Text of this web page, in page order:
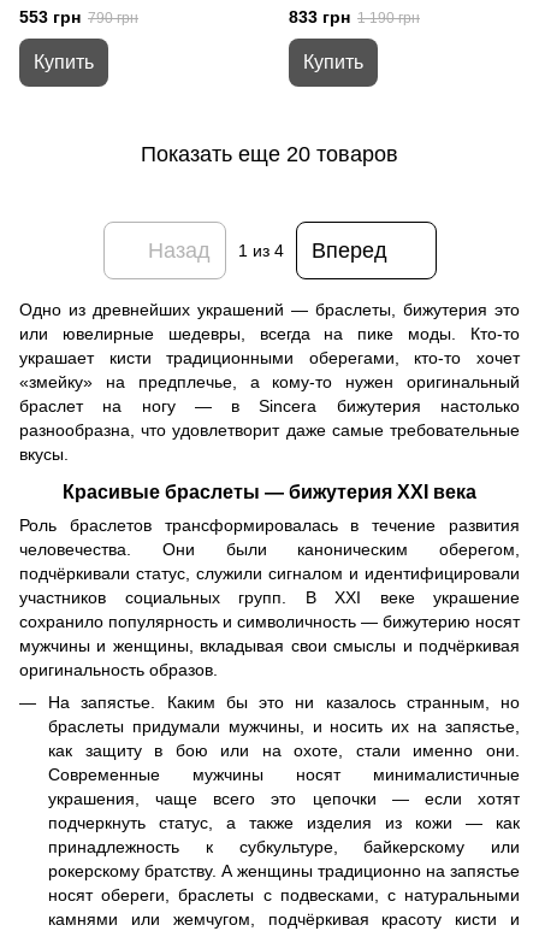
01-19477
553 грн 790 грн
Купить
833 грн 1 190 грн
Купить
Показать еще 20 товаров
Назад 1 из 4 Вперед
Одно из древнейших украшений — браслеты, бижутерия это
или ювелирные шедевры, всегда на пике моды. Кто-то
украшает кисти традиционными оберегами, кто-то хочет
«змейку» на предплечье, а кому-то нужен оригинальный
браслет на ногу — в Sincera бижутерия настолько
разнообразна, что удовлетворит даже самые требовательные
вкусы.
Красивые браслеты — бижутерия XXI века
Роль браслетов трансформировалась в течение развития
человечества. Они были каноническим оберегом,
подчёркивали статус, служили сигналом и идентифицировали
участников социальных групп. В XXI веке украшение
сохранило популярность и символичность — бижутерию носят
мужчины и женщины, вкладывая свои смыслы и подчёркивая
оригинальность образов.
На запястье. Каким бы это ни казалось странным, но
браслеты придумали мужчины, и носить их на запястье,
как защиту в бою или на охоте, стали именно они.
Современные мужчины носят минималистичные
украшения, чаще всего это цепочки — если хотят
подчеркнуть статус, а также изделия из кожи — как
принадлежность к субкультуре, байкерскому или
рокерскому братству. А женщины традиционно на запястье
носят обереги, браслеты с подвесками, с натуральными
камнями или жемчугом, подчёркивая красоту кисти и